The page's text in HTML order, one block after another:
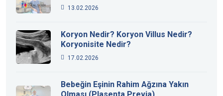
13.02.2026
Koryon Nedir? Koryon Villus Nedir?
Koryonisite Nedir?
17.02.2026
Bebeğin Eşinin Rahim Ağzına Yakın